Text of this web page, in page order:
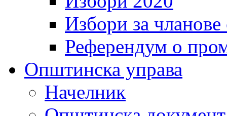
Избори за
Референдум о
Општинска управа
Начелник